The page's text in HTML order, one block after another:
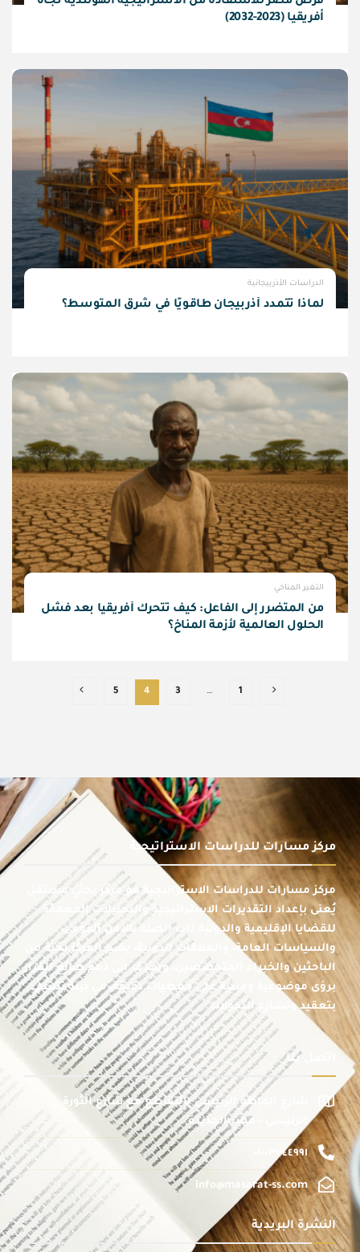
أفريقيا (2023-2032)
الدراسات الأذربيجانية
لماذا تتمدد أذربيجان طاقويًا في شرق المتوسط؟
التغير المناخي
من المتضرر إلى الفاعل: كيف تتحرك أفريقيا بعد فشل
الحلول العالمية لأزمة المناخ؟
1
…
3
4
5
مركز مسارات للدراسات الاستراتيجية
مركز مسارات للدراسات الاستراتيجية هو مركز بحثي مستقل
يُعنى بإعداد التقديرات الاستراتيجية والتحليلات المعمقة
للقضايا الإقليمية والدولية ذات الصلة بالأمن القومي،
والسياسات العامة، والعلاقات الدولية، يضم المركز نخبة من
الباحثين والخبراء المتخصصين، ويهدف إلى دعم صانع القرار
برؤى موضوعية ومبنية على معطيات دقيقة، في بيئة تتسم
بتعقيد وتسارع التحولات.
اتصل بنا
شارع الماظة الرئيسى بالتقاطع مع شارع الثورة
الرئيسى - مصر الجديدة
٠١٠٠٣٧٤٤٩٩١
info@masarat-ss.com
النشرة البريدية